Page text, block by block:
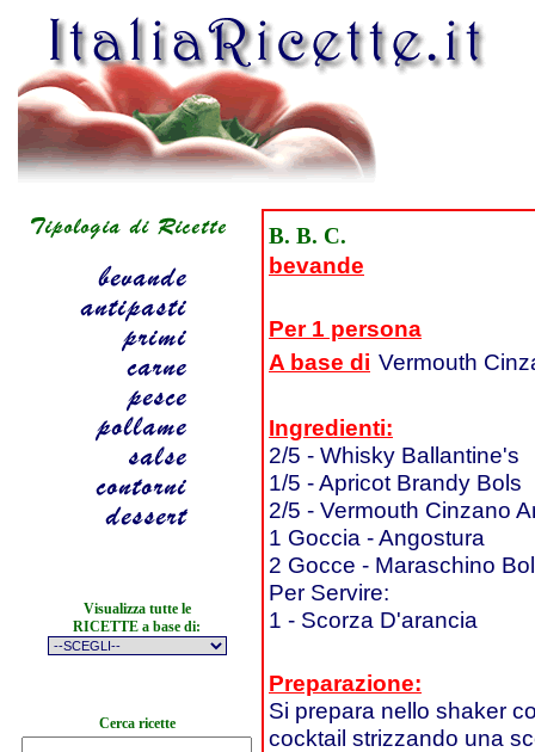
Visualizza tutte le
RICETTE a base di:
Cerca ricette
B. B. C.
bevande
Per 1 persona
A base di Vermouth
Ingredienti:
2/5 - Whisky Ballantine's
1/5 - Apricot Brandy Bols
2/5 - Vermouth Cinzano
1 Goccia - Angostura
2 Gocce - Maraschino
Per Servire:
1 - Scorza D'arancia
Preparazione:
Si prepara nello shaker
cocktail strizzando una